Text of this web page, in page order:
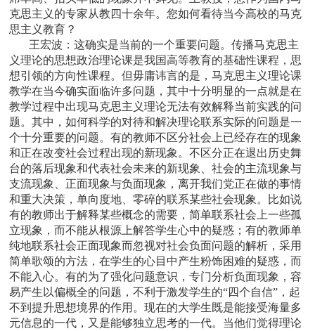
克思主义的专家从教四十余年。您如何看待当今高校的马克
思主义教育？
王宏波：这确实是当前的一个重要问题。传播马克思主
义理论的思想政治理论课是我国高等教育的基础性课程，思
想引领的方向性课程。但毋庸讳言的是，马克思主义理论课
教学在当今确实面临许多问题，其中十分明显的一点就是在
教学过程中出现马克思主义理论无法有效解释当前实践的问
题。其中，如何科学的对待和解决理论联系实际的问题是一
个十分重要的问题。有的教师不区分社会上已经存在的现象
和正在改变社会过程出现的新现象。不区分正在退出历史舞
台的落后现象和代表社会未来的新现象、社会的主流现象与
支流现象、正面现象与负面现象，离开我们党正在做的事情
和重大决策，单向度地、零碎的联系某些社会现象。比如说
有的教师出于解释某些概念的需要，简单联系社会上一些孤
立现象，而不能从根源上解答学生心中的疑惑；有的教师单
纯地联系社会正面现象而忽视对社会负面问题的解析，采用
简单歌颂的方法，在学生的心目中产生粉饰困难的疑惑，而
不能入心。有的为了强化问题意识，专门分析负面现象，容
易产生以偏概全的问题，不利于激发学生的“四个自信”，起
不到提升思想境界的作用。现在的大学生既是能接受海量多
元信息的一代，又是能够独立思考的一代。当他们觉得理论